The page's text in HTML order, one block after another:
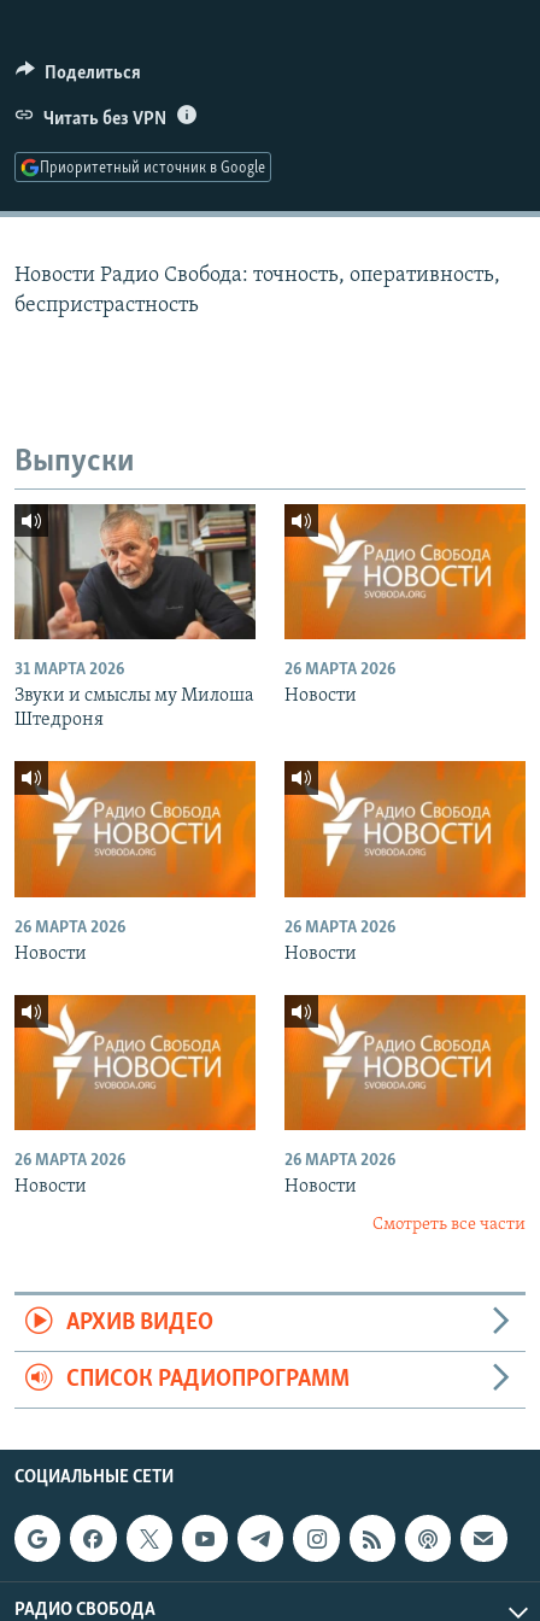
ПОДПИШИТЕСЬ НА РАССЫЛКУ
СОЦИАЛЬНЫЕ СЕТИ
Поделиться
Читать без VPN
Приоритетный источник в Google
Новости Радио Свобода: точность, оперативность,
беспристрастность
Выпуски
31 МАРТА 2026
Звуки и смыслы му Милоша
Штедроня
26 МАРТА 2026
Новости
26 МАРТА 2026
Новости
26 МАРТА 2026
Новости
26 МАРТА 2026
Новости
26 МАРТА 2026
Новости
Смотреть все части
АРХИВ ВИДЕО
СПИСОК РАДИОПРОГРАММ
СОЦИАЛЬНЫЕ СЕТИ
РАДИО СВОБОДА